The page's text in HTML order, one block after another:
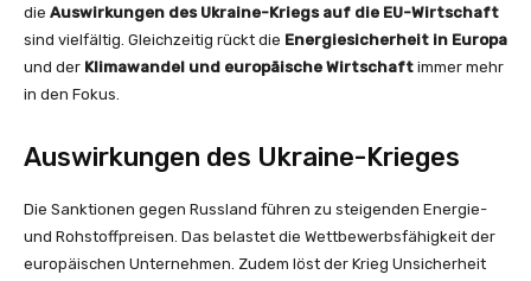
die Auswirkungen des Ukraine-Kriegs auf die EU-Wirtschaft
sind vielfältig. Gleichzeitig rückt die Energiesicherheit in Europa
und der Klimawandel und europäische Wirtschaft immer mehr
in den Fokus.
Auswirkungen des Ukraine-Krieges
Die Sanktionen gegen Russland führen zu steigenden Energie-
und Rohstoffpreisen. Das belastet die Wettbewerbsfähigkeit der
europäischen Unternehmen. Zudem löst der Krieg Unsicherheit